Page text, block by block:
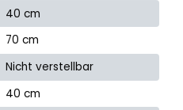
40 cm
70 cm
Nicht verstellbar
40 cm